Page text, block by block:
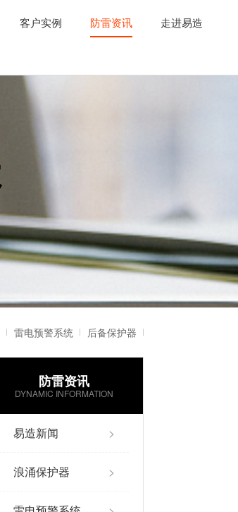
客户实例 防雷资讯 走进易造
雷电预警系统 后备保护器
雷电记录仪 智能防雷系统
防雷资讯
DYNAMIC INFORMATION
易造新闻 >
浪涌保护器 >